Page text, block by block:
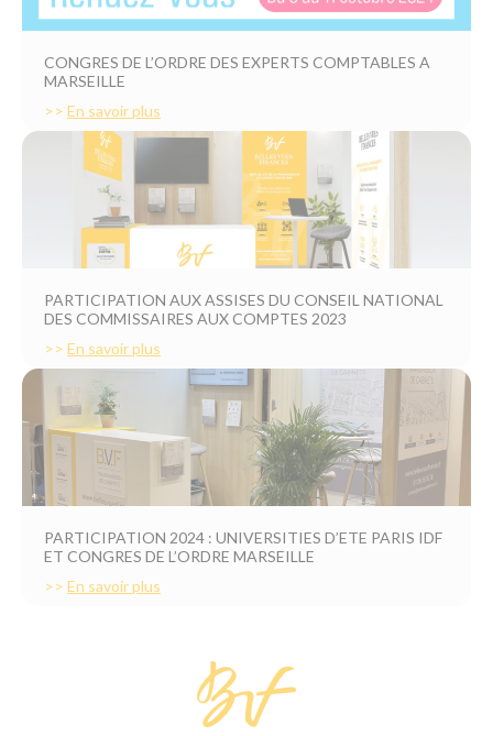
CONGRES DE L’ORDRE DES EXPERTS COMPTABLES A
MARSEILLE
>> En savoir plus
PARTICIPATION AUX ASSISES DU CONSEIL NATIONAL
DES COMMISSAIRES AUX COMPTES 2023
>> En savoir plus
PARTICIPATION 2024 : UNIVERSITIES D’ETE PARIS IDF
ET CONGRES DE L’ORDRE MARSEILLE
>> En savoir plus